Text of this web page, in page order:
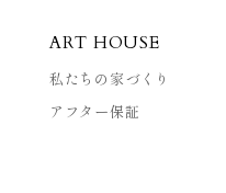
ART HOUSE
私たちの家づくり
アフター保証